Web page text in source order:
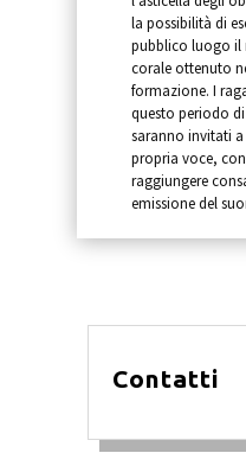
la possibilità di
pubblico luogo il
corale ottenuto
formazione. I
questo periodo
saranno invitati a
propria voce,
raggiungere
emissione del
Contatti